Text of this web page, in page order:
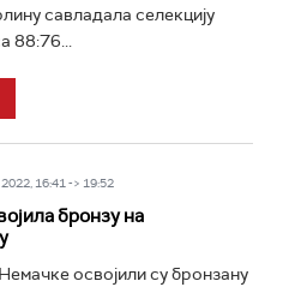
савладала селекцију
88:76...
16:41 -> 19:52
бронзу на
освојили су бронзану